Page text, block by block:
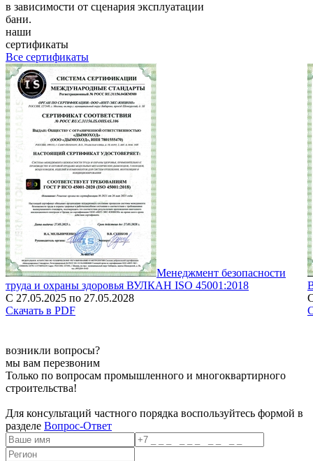
в зависимости от сценария эксплуатации
бани.
наши
сертификаты
Все сертификаты
Менеджмент безопасности
труда и охраны здоровья ВУЛКАН ISO 45001:2018
С 27.05.2025 по 27.05.2028
Скачать в PDF
возникли вопросы?
мы вам перезвоним
Только по вопросам промышленного и многоквартирного
строительства!
Для консультаций частного порядка воспользуйтесь формой в
разделе Вопрос-Ответ